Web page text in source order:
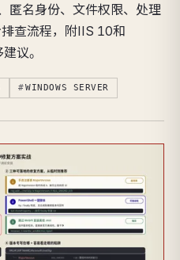
匿名身份、文件权限、处理
查流程，附IIS 10和
议。
WINDOWS SERVER